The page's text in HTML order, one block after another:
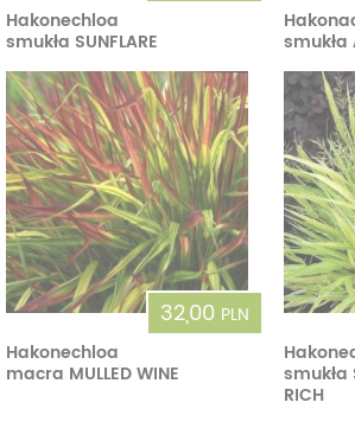
Hakonechloa
smukła SUNFLARE smukła
32,00 PLN
Hakonechloa
macra MULLED WINE smukła
RICH